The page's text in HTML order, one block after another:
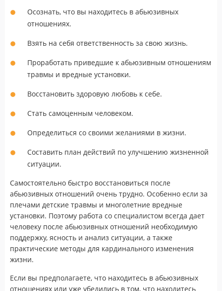
Осознать, что вы находитесь в абьюзивных
отношениях.
Взять на себя ответственность за свою жизнь.
Проработать приведшие к абьюзивным отношениям
травмы и вредные установки.
Восстановить здоровую любовь к себе.
Стать самоценным человеком.
Определиться со своими желаниями в жизни.
Составить план действий по улучшению жизненной
ситуации.
Самостоятельно быстро восстановиться после
абьюзивных отношений очень трудно. Особенно если за
плечами детские травмы и многолетние вредные
установки. Поэтому работа со специалистом всегда дает
человеку после абьюзивных отношений необходимую
поддержку, ясность и анализ ситуации, а также
практические методы для кардинального изменения
жизни.
Если вы предполагаете, что находитесь в абьюзивных
отношениях или уже убедились в том, что находитесь